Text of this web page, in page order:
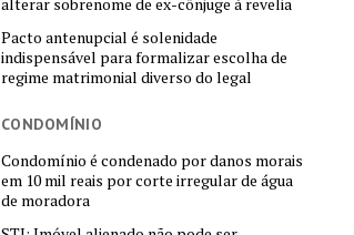
Pacto antenupcial é solenidade
indispensável para formalizar escolha de
regime matrimonial diverso do legal
CONDOMÍNIO
Condomínio é condenado por danos morais
em 10 mil reais por corte irregular de água
de moradora